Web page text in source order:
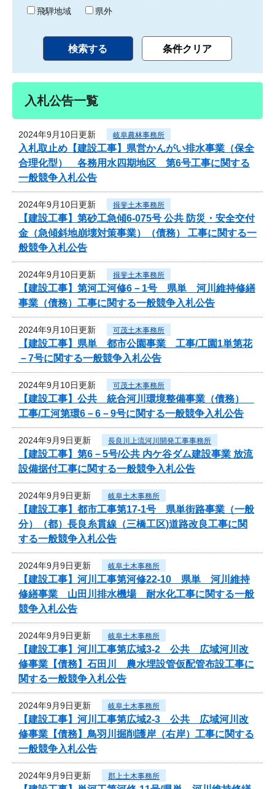
飛騨地域
県外
入札公告一覧
2024年9月10日更新 岐阜農林事務所
入札取止め【建設工事】県営かんがい排水事業（保全
合理化型） 各務用水四期地区 第6号工事に関する
一般競争入札公告
2024年9月10日更新 揖斐土木事務所
【建設工事】第砂工急傾6-075号 公共 防災・安全交付
金（急傾斜地崩壊対策事業）（債務） 工事に関する一
般競争入札公告
2024年9月10日更新 揖斐土木事務所
【建設工事】第河工河修6－1号 県単 河川維持修繕
事業（債務）工事に関する一般競争入札公告
2024年9月10日更新 可茂土木事務所
【建設工事】県単 都市公園事業 工事/工園1単第花
－7号に関する一般競争入札公告
2024年9月10日更新 可茂土木事務所
【建設工事】公共 統合河川環境整備事業（債務）
工事/工河第環6－6－9号に関する一般競争入札公告
2024年9月9日更新 長良川上流河川開発工事事務所
【建設工事】第6－5号/公共 内ケ谷ダム建設事業 放流
設備据付工事に関する一般競争入札公告
2024年9月9日更新 岐阜土木事務所
【建設工事】都市工事第17-1号 県単街路事業（一般
分）（都）長良糸貫線（三橋工区)道路改良工事に関
する一般競争入札公告
2024年9月9日更新 岐阜土木事務所
【建設工事】河川工事第河修22-10 県単 河川維持
修繕事業 山田川排水機場 耐水化工事に関する一般
競争入札公告
2024年9月9日更新 岐阜土木事務所
【建設工事】河川工事第広域3-2 公共 広域河川改
修事業【債務】石田川 農水埋設管仮配管布設工事に
関する一般競争入札公告
2024年9月9日更新 岐阜土木事務所
【建設工事】河川工事第広域2-3 公共 広域河川改
修事業【債務】鳥羽川掘削護岸（右岸）工事に関する
一般競争入札公告
2024年9月9日更新 郡上土木事務所